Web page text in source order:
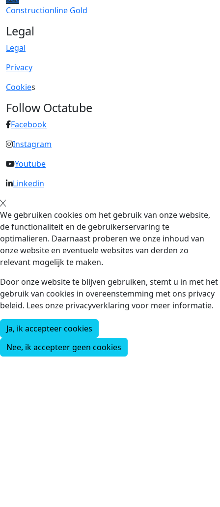
Constructionline Gold
Legal
Legal
Privacy
Cookies
Follow Octatube
Facebook
Instagram
Youtube
Linkedin
We gebruiken cookies om het gebruik van onze website,
de functionaliteit en de gebruikerservaring te
optimalieren. Daarnaast proberen we onze inhoud van
onze website en eventuele websites van derden zo
relevant mogelijk te maken.
Door onze website te blijven gebruiken, stemt u in met het
gebruik van cookies in overeenstemming met ons privacy
beleid. Lees onze privacyverklaring voor meer informatie.
Ja, ik accepteer cookies
Nee, ik accepteer geen cookies